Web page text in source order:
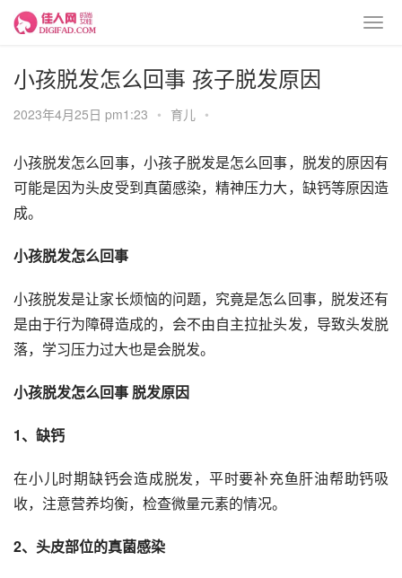
小孩脱发怎么回事 孩子脱发原因
2023年4月25日 pm1:23 • 育儿 •
小孩脱发怎么回事，小孩子脱发是怎么回事，脱发的原因有
可能是因为头皮受到真菌感染，精神压力大，缺钙等原因造
成。
小孩脱发怎么回事
小孩脱发是让家长烦恼的问题，究竟是怎么回事，脱发还有
是由于行为障碍造成的，会不由自主拉扯头发，导致头发脱
落，学习压力过大也是会脱发。
小孩脱发怎么回事 脱发原因
1、缺钙
在小儿时期缺钙会造成脱发，平时要补充鱼肝油帮助钙吸
收，注意营养均衡，检查微量元素的情况。
2、头皮部位的真菌感染